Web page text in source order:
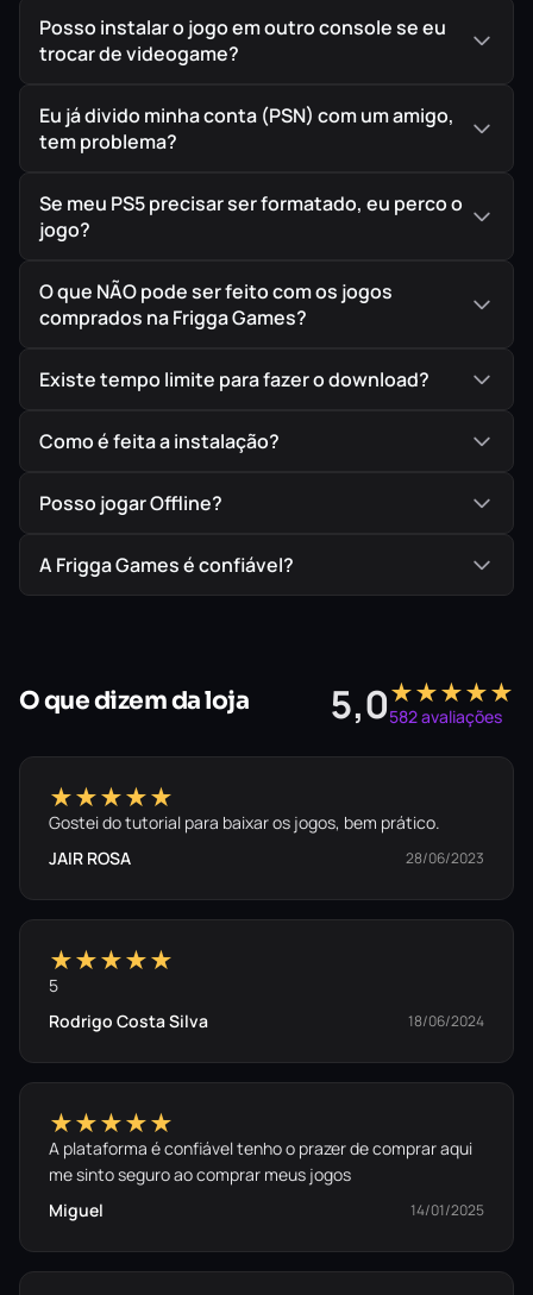
seu jogo em mídia digital.
Posso instalar o jogo em outro console se eu
trocar de videogame?
Eu já divido minha conta (PSN) com um amigo,
tem problema?
Se meu PS5 precisar ser formatado, eu perco o
jogo?
O que NÃO pode ser feito com os jogos
comprados na Frigga Games?
Existe tempo limite para fazer o download?
Como é feita a instalação?
Posso jogar Offline?
A Frigga Games é confiável?
O que dizem da loja 5,0★★★★★
582 avaliações
★★★★★
Gostei do tutorial para baixar os jogos, bem prático.
JAIR ROSA
28/06/2023
★★★★★
5
Rodrigo Costa Silva
18/06/2024
★★★★★
A plataforma é confiável tenho o prazer de comprar aqui
me sinto seguro ao comprar meus jogos
Miguel
14/01/2025